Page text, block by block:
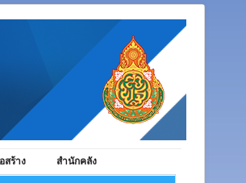
สร้าง สำนักคลัง